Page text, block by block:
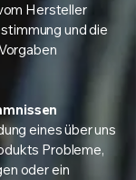
Hersteller
und die
eines über uns
Probleme,
oder ein